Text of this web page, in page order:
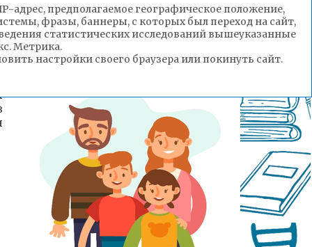
адрес, предполагаемое географическое положение,
фразы, баннеры, с которых был переход на сайт,
статистических исследований вышеуказанные
Метрика.
настройки своего браузера или покинуть сайт.